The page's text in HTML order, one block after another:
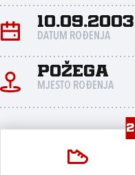
DATUM ROĐENJA
Požega
MJESTO ROĐENJA